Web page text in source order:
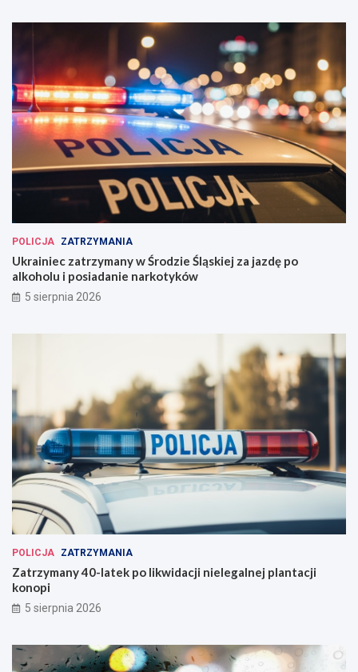
POLICJA ZATRZYMANIA
Ukrainiec zatrzymany w Środzie Śląskiej za jazdę po
alkoholu i posiadanie narkotyków
5 sierpnia 2026
POLICJA ZATRZYMANIA
Zatrzymany 40-latek po likwidacji nielegalnej plantacji
konopi
5 sierpnia 2026